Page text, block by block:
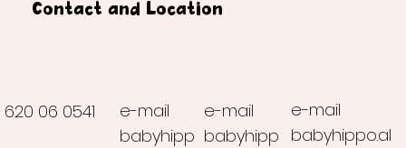
e-mail
babyhipp
Contact and Location
620 06 0541
e-mail
babyhippo.al
e-mail
babyhipp